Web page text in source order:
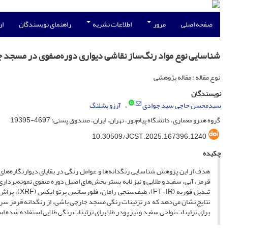
صفحه اصلی مرور اطلاعات نشریه راهنمای نویسندگان
شناسایی نوع مواد رنگ‌ساز نقاشی دیواری دوره‌صفوی در
نوع مقاله : مقاله پژوهشی
نویسندگان
سیدمحسن حاجی سید جوادی
آرزو پشلنگ
گروه هنرو معماری، دانشگاه پیام‌نور، تهران، ایران، صندوق پستی: 4697-19395
10.30509/JCST.2025.167396.1240
چکیده
هدف از این پژوهش شناسایی رنگدانه‌­ها و عوامل رنگی در بقایای
قرمز، آبی، سفید و طلایی و نیز لایه بستر بخش‌های اصیل دوره صفوی
نتایج نشان می‌دهد که در تزئینات رنگی مسجد جارچی باشی، از رنگدانه قرمز
برای تزئینات نواحی سفید و نیز پودر طلا برای تزئینات رنگی طلایی استفاده